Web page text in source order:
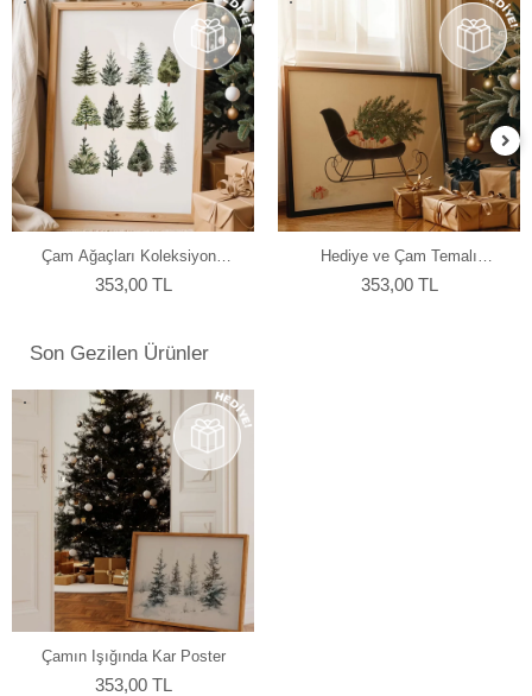
kalibrasyonunun tam ve doğru bir şekilde yapılmış olmasına
bağlıdır. Bu da profesyonel monitör kullanımını gerektirmektedir.
Kullanmış olduğumuz Eizo monitörlerde düzenli aralıklarla renk
kalibrasyonu yapılmakta ve ekrandaki fotoğraf renkleri baskıda en
doğru şekilde çıkmaktadır. Ayrıca kullandığımız tüm kağıtlarımız için
en hassas ve eşsiz renk profillerini atölyemizde kendimiz
yapmaktayız.
Çam Ağaçları Koleksiyonu
Poster
353,00 TL
Hediye ve Çam Temalı
Yılbaşı Poster
353,00 TL
Son Gezilen Ürünler
Çamın Işığında Kar Poster
353,00 TL